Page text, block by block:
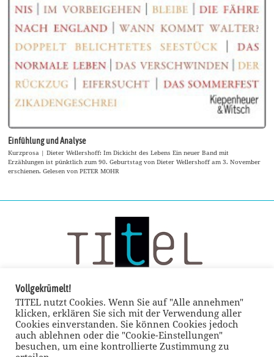
Einfühlung und Analyse
Kurzprosa | Dieter Wellershoff: Im Dickicht des Lebens Ein neuer Band mit
Erzählungen ist pünktlich zum 90. Geburtstag von Dieter Wellershoff am 3. November
erschienen. Gelesen von PETER MOHR
Vollgekrümelt!
TITEL nutzt Cookies. Wenn Sie auf "Alle annehmen"
klicken, erklären Sie sich mit der Verwendung aller
Cookies einverstanden. Sie können Cookies jedoch
auch ablehnen oder die "Cookie-Einstellungen"
besuchen, um eine kontrollierte Zustimmung zu